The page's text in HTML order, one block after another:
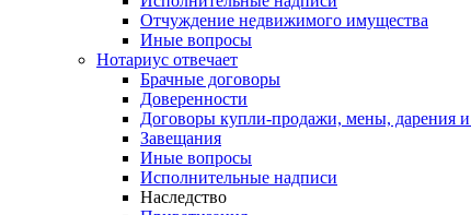
Отчуждение недвижимого имущества
Иные вопросы
Нотариус отвечает
Брачные договоры
Доверенности
Договоры купли-продажи, мены, дарения
Завещания
Иные вопросы
Исполнительные надписи
Наследство